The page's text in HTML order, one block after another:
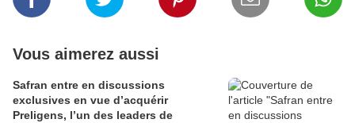
Vous aimerez aussi
Safran entre en discussions
exclusives en vue d’acquérir
Preligens, l’un des leaders de